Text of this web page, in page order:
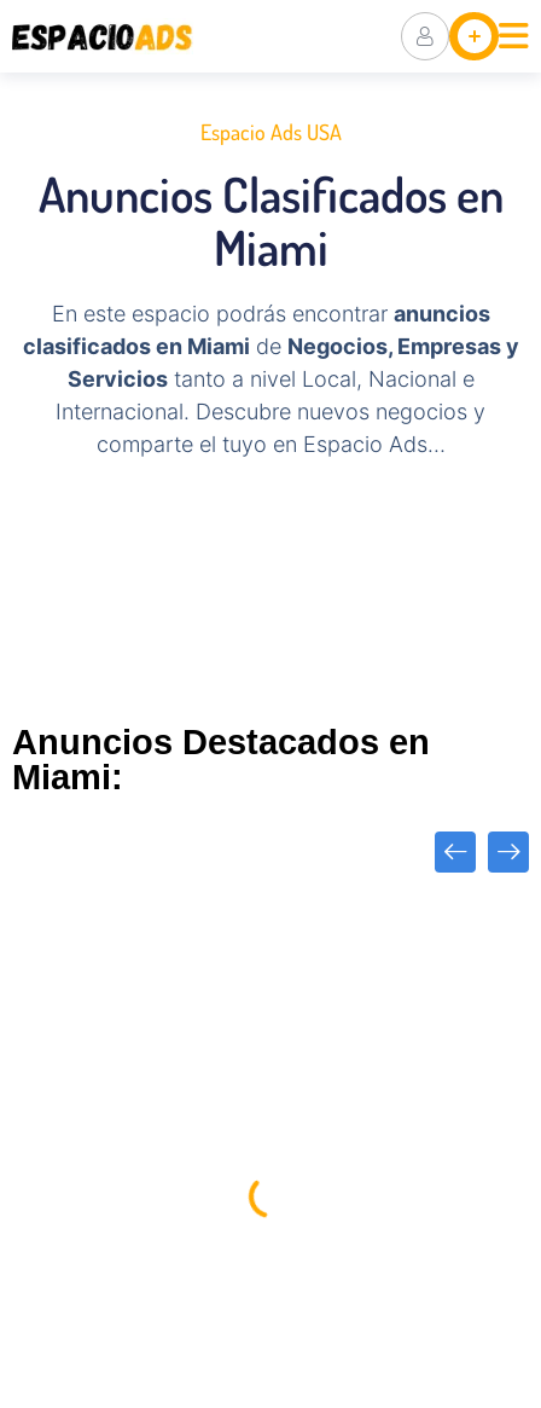
Ubicaciones
Espacio Ads USA
Anuncios Clasificados en
Miami
En este espacio podrás encontrar anuncios
clasificados en Miami de Negocios, Empresas y
Serviciostanto a nivel Local, Nacional e
Internacional. Descubre nuevos negocios y
comparte el tuyo en Espacio Ads…
Anuncios Destacados en
Miami: